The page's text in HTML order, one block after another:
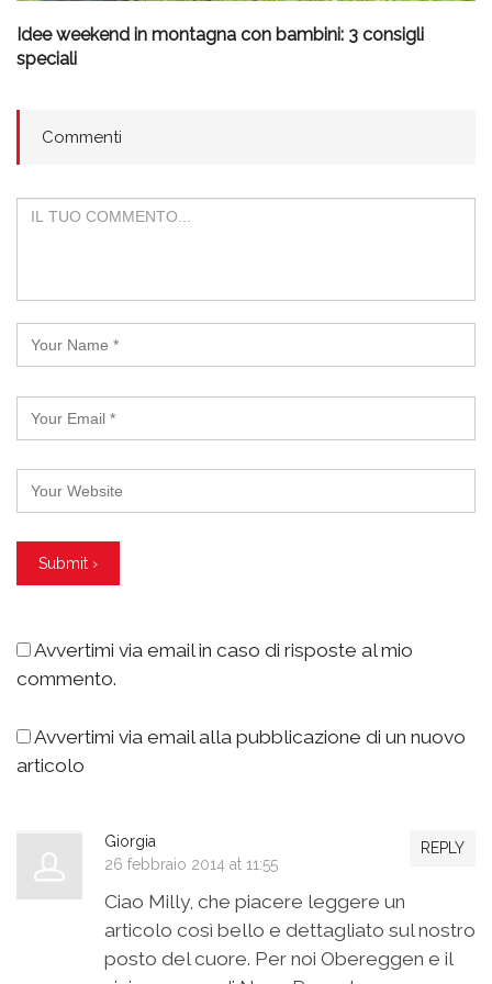
Idee weekend in montagna con bambini: 3 consigli
speciali
Commenti
Avvertimi via email in caso di risposte al mio
commento.
Avvertimi via email alla pubblicazione di un nuovo
articolo
REPLY
Giorgia
26 febbraio 2014 at 11:55
Ciao Milly, che piacere leggere un
articolo così bello e dettagliato sul nostro
posto del cuore. Per noi Obereggen e il